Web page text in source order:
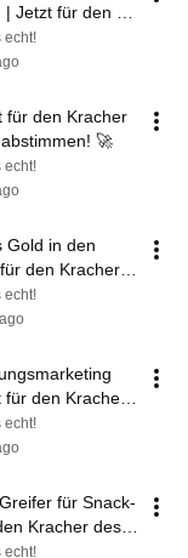
| Jetzt für den
2025
echt!
für den Kracher
🚀
echt!
Gold in den
den Kracher
🚀
echt!
für den Kracher
🚀
echt!
für Snack-
Kracher des
🚀
echt!